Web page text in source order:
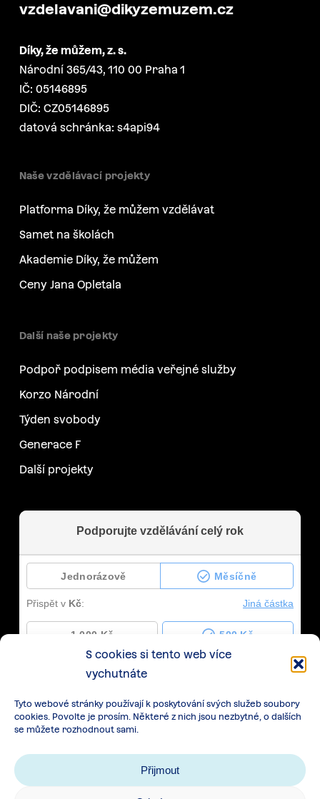
S cookies si tento web více
vychutnáte
Tyto webové stránky používají k poskytování svých služeb soubory
cookies. Povolte je prosím. Některé z nich jsou nezbytné, o dalších
se můžete rozhodnout sami.
Přijmout
vzdelavani@dikyzemuzem.cz
Díky, že můžem, z. s.
Národní 365/43, 110 00 Praha 1
IČ: 05146895
DIČ: CZ05146895
datová schránka: s4api94
Naše vzdělávací projekty
Platforma Díky, že můžem vzdělávat
Samet na školách
Akademie Díky, že můžem
Ceny Jana Opletala
Další naše projekty
Podpoř podpisem média veřejné služby
Korzo Národní
Týden svobody
Generace F
Další projekty